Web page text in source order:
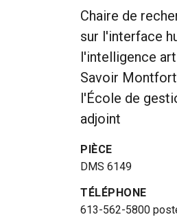
Chaire de
sur l'interface
l'intelligence
Savoir
l'École de
adjoint
PIÈCE
DMS 6149
TÉLÉPHONE
613-562-5800